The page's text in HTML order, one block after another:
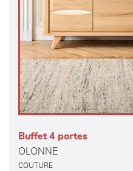
Buffet 4 portes
OLONNE
COUTURE